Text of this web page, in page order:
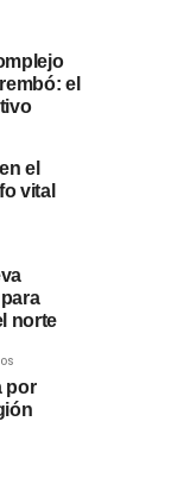
el
el
vital
norte
por